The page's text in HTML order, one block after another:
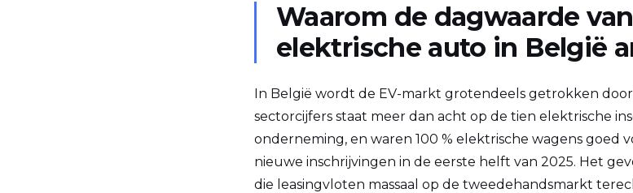
Waarom de dagwaarde
elektrische auto in België
In België wordt de EV-markt grotendeels getrokken
sectorcijfers staat meer dan acht op de tien elektrische
onderneming, en waren 100 % elektrische wagens goed
nieuwe inschrijvingen in de eerste helft van 2025. Het
die leasingvloten massaal op de tweedehandsmarkt